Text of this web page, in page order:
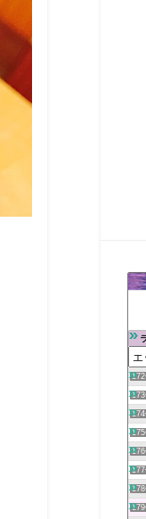
172
173
174
175
176
177
178
179